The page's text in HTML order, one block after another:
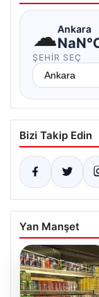
☁Ankara
ŞEHIR SEÇ
Bizi Takip Edin
Yan Manşet